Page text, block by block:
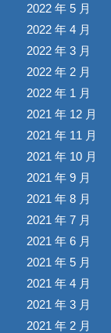
2022 年 5 月
2022 年 4 月
2022 年 3 月
2022 年 2 月
2022 年 1 月
2021 年 12 月
2021 年 11 月
2021 年 10 月
2021 年 9 月
2021 年 8 月
2021 年 7 月
2021 年 6 月
2021 年 5 月
2021 年 4 月
2021 年 3 月
2021 年 2 月